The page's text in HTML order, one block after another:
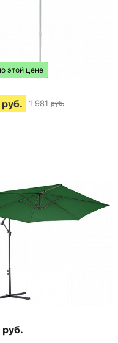
этой цене
руб. 1 981 руб.
руб.